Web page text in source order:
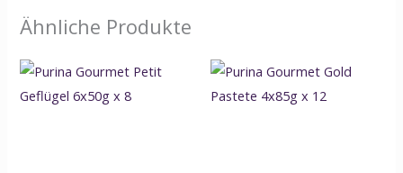
Ähnliche Produkte